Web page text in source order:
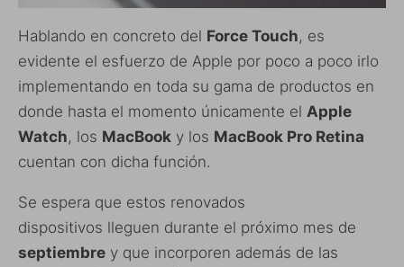
Hablando en concreto del Force Touch, es
evidente el esfuerzo de Apple por poco a poco irlo
implementando en toda su gama de productos en
donde hasta el momento únicamente el Apple
Watch, los MacBook y los MacBook Pro Retina
cuentan con dicha función.
Se espera que estos renovados
dispositivos lleguen durante el próximo mes de
septiembre y que incorporen además de las